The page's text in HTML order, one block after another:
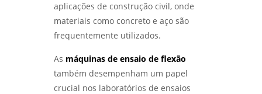
aplicações de construção civil, onde
materiais como concreto e aço são
frequentemente utilizados.
As máquinas de ensaio de flexão
também desempenham um papel
crucial nos laboratórios de ensaios